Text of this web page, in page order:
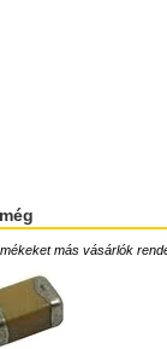
más vásárlók